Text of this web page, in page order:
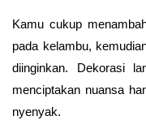
Kamu cukup
pada kelambu,
diinginkan. Dekorasi
menciptakan nuansa
nyenyak.